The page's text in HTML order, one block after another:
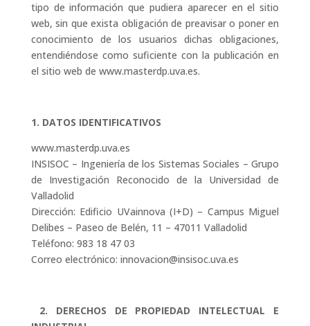
tipo de información que pudiera aparecer en el sitio
web, sin que exista obligación de preavisar o poner en
conocimiento de los usuarios dichas obligaciones,
entendiéndose como suficiente con la publicación en
el sitio web de www.masterdp.uva.es.
1. DATOS IDENTIFICATIVOS
www.masterdp.uva.es
INSISOC – Ingeniería de los Sistemas Sociales – Grupo
de Investigación Reconocido de la Universidad de
Valladolid
Dirección: Edificio UVainnova (I+D) – Campus Miguel
Delibes – Paseo de Belén, 11 – 47011 Valladolid
Teléfono: 983 18 47 03
Correo electrónico: innovacion@insisoc.uva.es
2. DERECHOS DE PROPIEDAD INTELECTUAL E